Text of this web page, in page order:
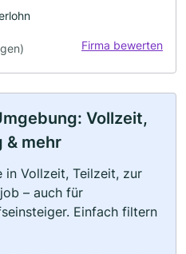
Firma bewerten
Vollzeit,
& mehr
in Vollzeit, Teilzeit, zur
– auch für
Einfach filtern